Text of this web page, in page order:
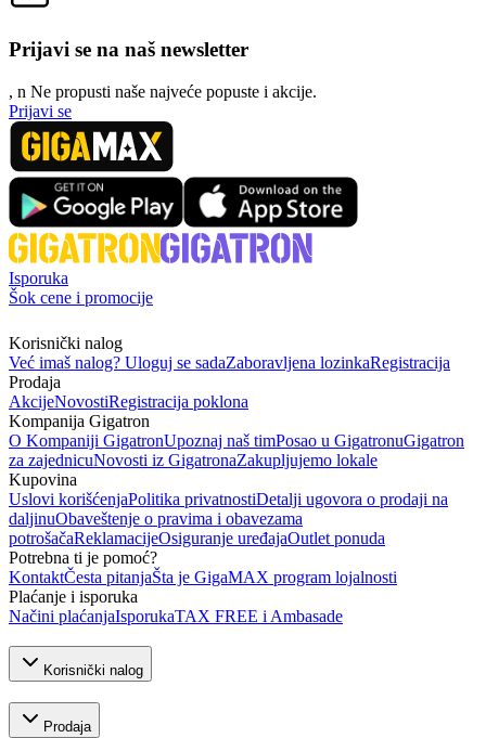
Prijavi se na naš newsletter
, n Ne propusti naše najveće popuste i akcije.
Prijavi se
Isporuka
Šok cene i promocije
Korisnički nalog
Već imaš nalog? Uloguj se sadaZaboravljena lozinkaRegistracija
Prodaja
AkcijeNovostiRegistracija poklona
Kompanija Gigatron
O Kompaniji GigatronUpoznaj naš timPosao u GigatronuGigatron
za zajednicuNovosti iz GigatronaZakupljujemo lokale
Kupovina
Uslovi korišćenjaPolitika privatnostiDetalji ugovora o prodaji na
daljinuObaveštenje o pravima i obavezama
potrošačaReklamacijeOsiguranje uređajaOutlet ponuda
Potrebna ti je pomoć?
KontaktČesta pitanjaŠta je GigaMAX program lojalnosti
Plaćanje i isporuka
Načini plaćanjaIsporukaTAX FREE i Ambasade
Korisnički nalog
Prodaja